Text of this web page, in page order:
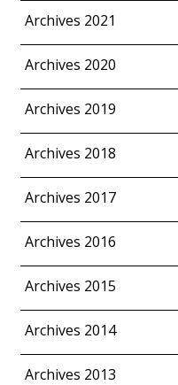
Archives 2021
Archives 2020
Archives 2019
Archives 2018
Archives 2017
Archives 2016
Archives 2015
Archives 2014
Archives 2013